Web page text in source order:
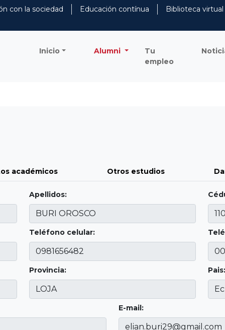
con la sociedad Educación contínua Biblioteca virtual
Inicio Alumni
Tu
empleo
académicos Otros estudios
Apellidos:
Teléfono celular:
Provincia: Pais:
E-mail: